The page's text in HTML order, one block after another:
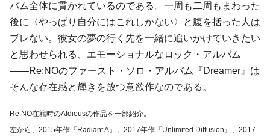
バム全体に貫かれているのである。一周も二周もまわった
後に〈やっぱり自分にはこれしかない〉と腹を括った人は
ブレない。彼女の夢の行く先を一緒に追いかけていきたい
と思わせられる、エモーショナルなロック・アルバム
――Re:NOのファースト・ソロ・アルバム『Dreamer』は
そんな存在感と輝きを放つ意欲作なのである。
Re:NO在籍時のAldiousの作品を一部紹介。
左から、2015年作『Radiant A』、2017年作『Unlimited Diffusion』、2017